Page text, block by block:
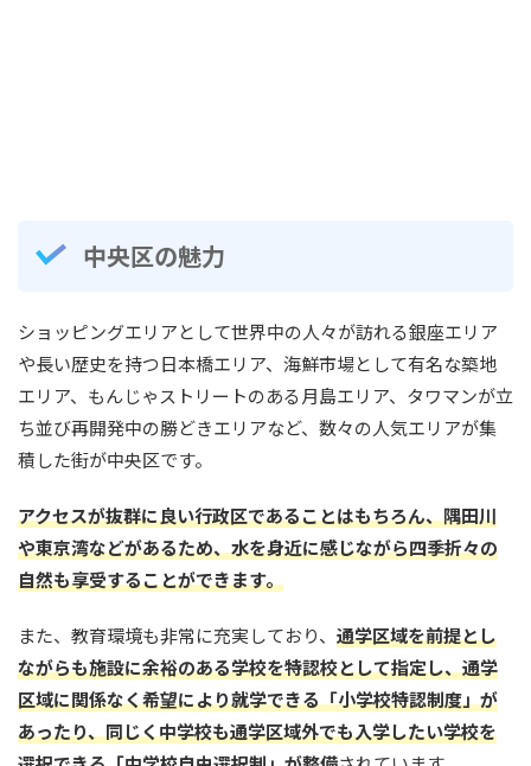
中央区の魅力
ショッピングエリアとして世界中の人々が訪れる銀座エリア
や長い歴史を持つ日本橋エリア、海鮮市場として有名な築地
エリア、もんじゃストリートのある月島エリア、タワマンが立
ち並び再開発中の勝どきエリアなど、数々の人気エリアが集
積した街が中央区です。
アクセスが抜群に良い行政区であることはもちろん、隅田川
や東京湾などがあるため、水を身近に感じながら四季折々の
自然も享受することができます。
また、教育環境も非常に充実しており、 通学区域を前提とし
ながらも施設に余裕のある学校を特認校として指定し、通学
区域に関係なく希望により就学できる「小学校特認制度」が
あったり、同じく中学校も通学区域外でも入学したい学校を